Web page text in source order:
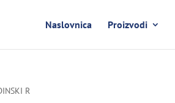
Naslovnica Proizvodi
R